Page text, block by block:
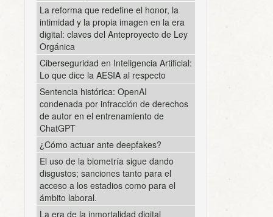
La reforma que redefine el honor, la
intimidad y la propia imagen en la era
digital: claves del Anteproyecto de Ley
Orgánica
Ciberseguridad en Inteligencia Artificial:
Lo que dice la AESIA al respecto
Sentencia histórica: OpenAI
condenada por infracción de derechos
de autor en el entrenamiento de
ChatGPT
¿Cómo actuar ante deepfakes?
El uso de la biometría sigue dando
disgustos; sanciones tanto para el
acceso a los estadios como para el
ámbito laboral.
La era de la inmortalidad digital